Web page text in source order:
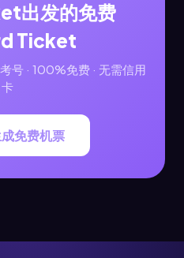
出发的免费
Ticket
号 · 100%免费 · 无需信用
卡
免费机票